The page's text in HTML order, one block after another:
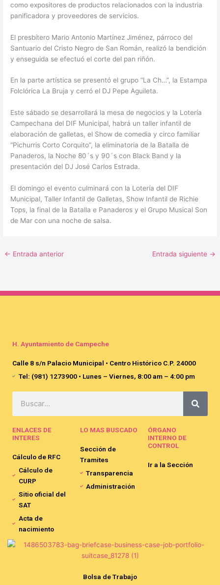
como expositores de productos relacionados con la industria
panificadora y proveedores de servicios.
El presbítero Mario Antonio Martínez Jiménez, párroco del
Santuario del Cristo Negro de San Román, realizó la bendición
y enseguida se efectuó el corte del pan riñón.
En la parte artística se presentó el grupo “La Ch…”, la Estampa
Folclórica La Bruja y cerró el DJ Pepe Aguileta.
Este sábado se desarrollará la mesa de negocios y la Lotería
Campechana del DIF Municipal, habrá un taller infantil de
elaboración de galletas, el Show de comedia y circo familiar
“Pichurris Corto Corquito”, la eliminatoria de la Batalla de
Panaderos, la Noche 80´s y 90´s con Black Band y la
presentación del DJ José Carlos Estrada.
El domingo el evento culminará con la Lotería del DIF
Municipal, Taller Infantil de Galletas, Show Infantil de Richie
Tops, la final de la Batalla e Panaderos y el Grupo Musical Son
de Mar con una noche de salsa.
← Entrada anterior Entrada siguiente →
H. Ayuntamiento de Campeche
Calle 8 s/n Palacio Municipal • Centro Histórico C.P. 24000
Tel: (981) 1273900 • Lunes – Viernes, 8:00 am – 4:00 pm
ENLACES DE
INTERES
Cálculo de RFC
Cálculo de
CURP
Sitio oficial del
SAT
Acta de
nacimiento
LO MAS BUSCADO
Sección de
Tramites
Transparencia
Administración
ÓRGANO
INTERNO DE
CONTROL
Ir a la Sección
Bolsa de Trabajo